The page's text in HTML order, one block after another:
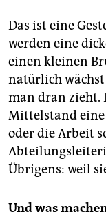
Das ist eine
werden eine
einen kleinen
natürlich wächst
man dran zieht.
Mittelstand
oder die Arbeit
Übrigens: weil
Und was